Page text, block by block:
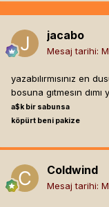
jacabo
Mesaj tarihi:
yazabılırmısınız en
bosuna gıtmesın dımı
a$k bir sabunsa
köpürt beni pakize
Coldwind
Mesaj tarihi: